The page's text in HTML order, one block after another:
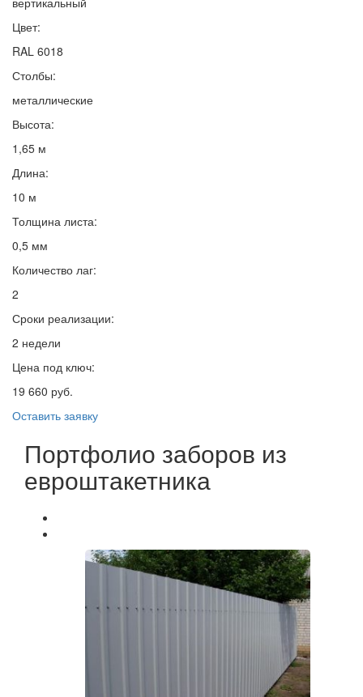
Цвет:
RAL 6018
Столбы:
металлические
Высота:
1,65 м
Длина:
10 м
Толщина листа:
0,5 мм
Количество лаг:
2
Сроки реализации:
2 недели
Цена под ключ:
19 660 руб.
Оставить заявку
Портфолио заборов из
евроштакетника